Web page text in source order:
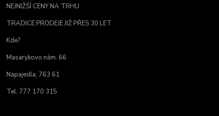
NEJNIŽŠÍ CENY NA TRHU
TRADICE PRODEJE JIŽ PŘES 30 LET
Kde?
Masarykovo nám. 66
Napajedla, 763 61
Tel. 777 170 315